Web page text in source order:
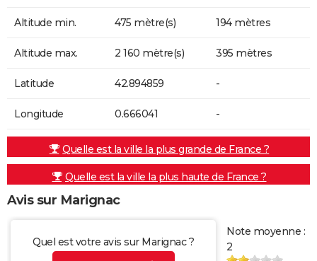
Altitude min. 475 mètre(s) 194 mètres
Altitude max. 2 160 mètre(s) 395 mètres
Latitude 42.894859 -
Longitude 0.666041 -
Quelle est la ville la plus grande de France ?
Quelle est la ville la plus haute de France ?
Avis sur Marignac
Quel est votre avis sur Marignac ?
Note moyenne :
2